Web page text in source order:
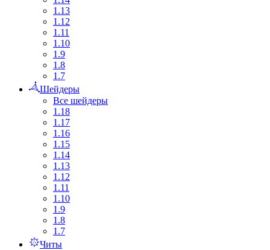
1.13
1.12
1.11
1.10
1.9
1.8
1.7
Шейдеры
Все шейдеры
1.18
1.17
1.16
1.15
1.14
1.13
1.12
1.11
1.10
1.9
1.8
1.7
Читы